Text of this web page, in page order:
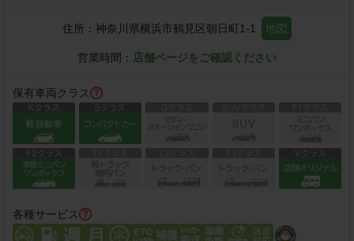
住所： 神奈川県横浜市鶴見区朝日町1-1 地図
営業時間： 店舗ページをご確認ください
保有車両クラス
各種サービス